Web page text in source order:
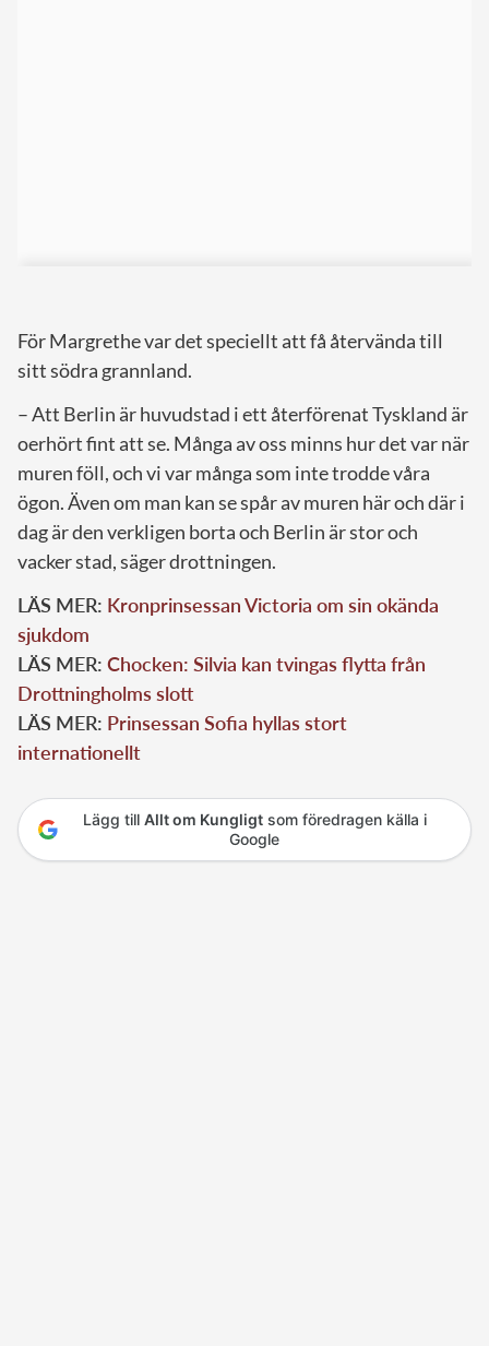
För Margrethe var det speciellt att få återvända till
sitt södra grannland.
– Att Berlin är huvudstad i ett återförenat Tyskland är
oerhört fint att se. Många av oss minns hur det var när
muren föll, och vi var många som inte trodde våra
ögon. Även om man kan se spår av muren här och där i
dag är den verkligen borta och Berlin är stor och
vacker stad, säger drottningen.
LÄS MER: Kronprinsessan Victoria om sin okända
sjukdom
LÄS MER: Chocken: Silvia kan tvingas flytta från
Drottningholms slott
LÄS MER: Prinsessan Sofia hyllas stort
internationellt
Lägg till Allt om Kungligtsom föredragen källa i
Google